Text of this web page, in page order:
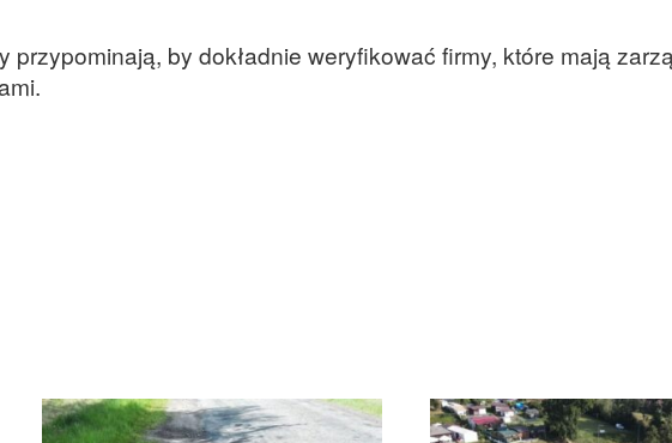
przypominają, by dokładnie weryfikować firmy, które mają